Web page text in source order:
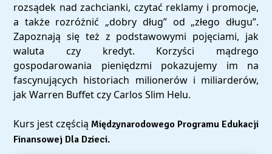
Język angielski Matematyka
rozsądek nad zachcianki, czytać reklamy i promocje,
a także rozróżnić „dobry dług” od „złego długu”.
Zapoznają się też z podstawowymi pojęciami, jak
waluta czy kredyt. Korzyści mądrego
gospodarowania pieniędzmi pokazujemy im na
fascynujących historiach milionerów i miliarderów,
jak Warren Buffet czy Carlos Slim Helu.
Kurs jest częścią Międzynarodowego Programu Edukacji
Finansowej Dla Dzieci.